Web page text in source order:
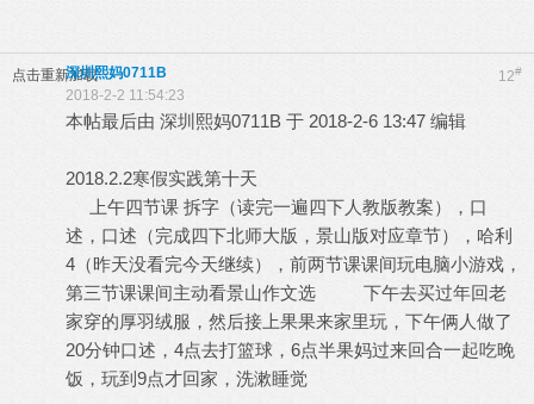
点击重新加载 12#
深圳熙妈0711B
2018-2-2 11:54:23
本帖最后由 深圳熙妈0711B 于 2018-2-6 13:47 编辑
2018.2.2寒假实践第十天
上午四节课 拆字（读完一遍四下人教版教案），口
述，口述（完成四下北师大版，景山版对应章节），哈利
4（昨天没看完今天继续），前两节课课间玩电脑小游戏，
第三节课课间主动看景山作文选 下午去买过年回老
家穿的厚羽绒服，然后接上果果来家里玩，下午俩人做了
20分钟口述，4点去打篮球，6点半果妈过来回合一起吃晚
饭，玩到9点才回家，洗漱睡觉